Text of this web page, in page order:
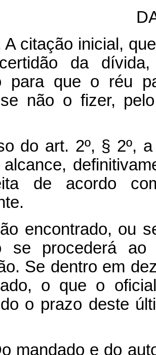
A citação inicial,
da dívida,
para que o réu
não o fizer,
do art. 2º, § 2º,
de acordo
encontrado, ou
se procederá ao
Se dentro em
o que o
o prazo deste
mandado e do